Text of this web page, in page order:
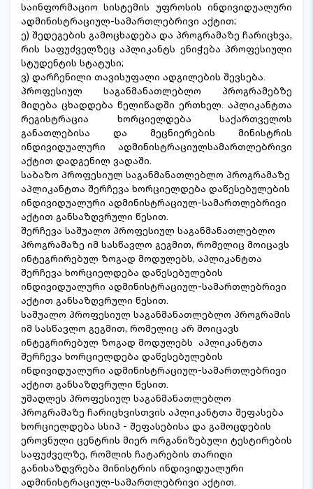
საინფორმაციო სისტემის უფროსის ინდივიდუალური
ადმინისტრაციულ-სამართლებრივი აქტით;
ე) შედეგების გამოცხადება და პროგრამაზე ჩარიცხვა,
რის საფუძველზეც აპლიკანტს ენიჭება პროფესიული
სტუდენტის სტატუსი;
ვ) დარჩენილი თავისუფალი ადგილების შევსება.
პროფესიულ საგანმანათლებლო პროგრამებზე
მიღება ცხადდება წელიწადში ერთხელ. აპლიკანტთა
რეგისტრაცია ხორციელდება საქართველოს
განათლებისა და მეცნიერების მინისტრის
ინდივიდუალური ადმინისტრაციულსამართლებრივი
აქტით დადგენილ ვადაში.
საბაზო პროფესიულ საგანმანათლებლო პროგრამაზე
აპლიკანტთა შერჩევა ხორციელდება დაწესებულების
ინდივიდუალური ადმინისტრაციულ-სამართლებრივი
აქტით განსაზღვრული წესით.
შერჩევა საშუალო პროფესიულ საგანმანათლებლო
პროგრამაზე იმ სასწავლო გეგმით, რომელიც მოიცავს
ინტეგრირებულ ზოგად მოდულებს, აპლიკანტთა
შერჩევა ხორციელდება დაწესებულების
ინდივიდუალური ადმინისტრაციულ-სამართლებრივი
აქტით განსაზღვრული წესით.
საშუალო პროფესიულ საგანმანათლებლო პროგრამის
იმ სასწავლო გეგმით, რომელიც არ მოიცავს
ინტეგრირებულ ზოგად მოდულებს აპლიკანტთა
შერჩევა ხორციელდება დაწესებულების
ინდივიდუალური ადმინისტრაციულ-სამართლებრივი
აქტით განსაზღვრული წესით.
უმაღლეს პროფესიულ საგანმანათლებლო
პროგრამაზე ჩარიცხვისთვის აპლიკანტთა შეფასება
ხორციელდება სსიპ - შეფასებისა და გამოცდების
ეროვნული ცენტრის მიერ ორგანიზებული ტესტირების
საფუძველზე, რომლის ჩატარების თარიღი
განისაზღვრება მინისტრის ინდივიდუალური
ადმინისტრაციულ-სამართლებრივი აქტით.